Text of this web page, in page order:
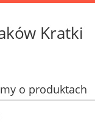
Kratki
o produktach